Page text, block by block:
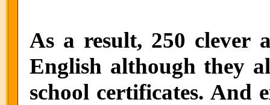
As a result, 250 clever
English although they
school certificates. And